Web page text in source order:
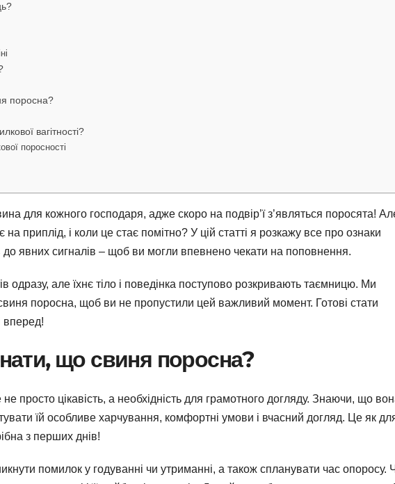
поросна?
вагітності?
поросності
для кожного господаря, адже скоро на подвір’ї з’являться поросята!
приплід, і коли це стає помітно? У цій статті я розкажу все про ознаки
до явних сигналів – щоб ви могли впевнено чекати на поповнення.
одразу, але їхнє тіло і поведінка поступово розкривають таємницю. Ми
поросна, щоб ви не пропустили цей важливий момент. Готові стати
вперед!
що свиня поросна?
просто цікавість, а необхідність для грамотного догляду. Знаючи, що
їй особливе харчування, комфортні умови і вчасний догляд. Це як
з перших днів!
помилок у годуванні чи утриманні, а також спланувати час опоросу.